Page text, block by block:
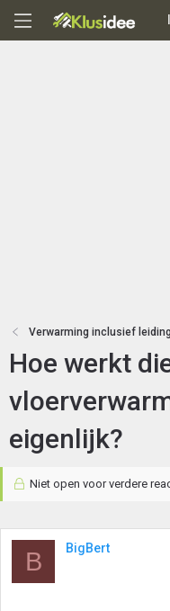
Verwarming inclusief
Hoe werkt
eigenlijk?
Niet open voor verdere
B BigBert